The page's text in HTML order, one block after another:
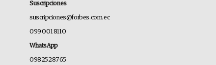
Suscripciones
suscripciones@forbes.com.ec
099 001 8110
WhatsApp
0982528765